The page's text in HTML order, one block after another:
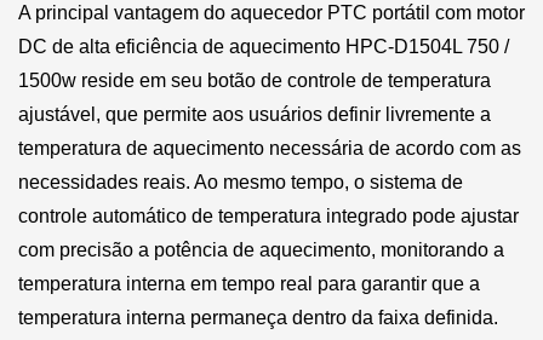
A principal vantagem do aquecedor PTC portátil com motor
DC de alta eficiência de aquecimento HPC-D1504L 750 /
1500w reside em seu botão de controle de temperatura
ajustável, que permite aos usuários definir livremente a
temperatura de aquecimento necessária de acordo com as
necessidades reais. Ao mesmo tempo, o sistema de
controle automático de temperatura integrado pode ajustar
com precisão a potência de aquecimento, monitorando a
temperatura interna em tempo real para garantir que a
temperatura interna permaneça dentro da faixa definida.